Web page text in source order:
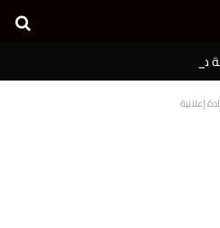
إعلانية